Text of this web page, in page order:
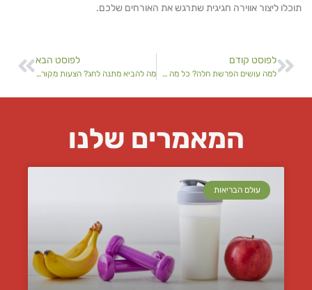
ליצור אווירה חגיגית שתרגש את האורחים שלכם.
לפוסט קודם
למה עושים הפרשת חלה? כל מה שצריך לדעת על המצווה
לפוסט הבא
מה להביא מתנה לחג? הצעות מקוריות ומשמחות
המאמרים שלנו
עולם הבריאות